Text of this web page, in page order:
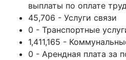
выплаты по оплате
45,706 - Услуги связи
0 - Транспортные
1,411,165 -
0 - Арендная плата за